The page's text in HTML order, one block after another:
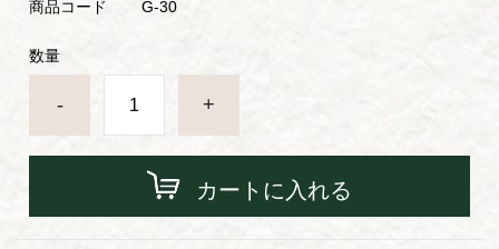
商品コード G-30
数量
- +
カートに入れる